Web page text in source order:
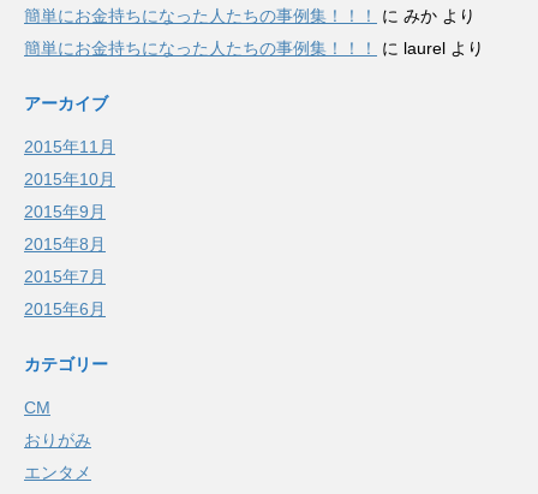
簡単にお金持ちになった人たちの事例集！！！
に みか より
簡単にお金持ちになった人たちの事例集！！！
に laurel より
アーカイブ
2015年11月
2015年10月
2015年9月
2015年8月
2015年7月
2015年6月
カテゴリー
CM
おりがみ
エンタメ